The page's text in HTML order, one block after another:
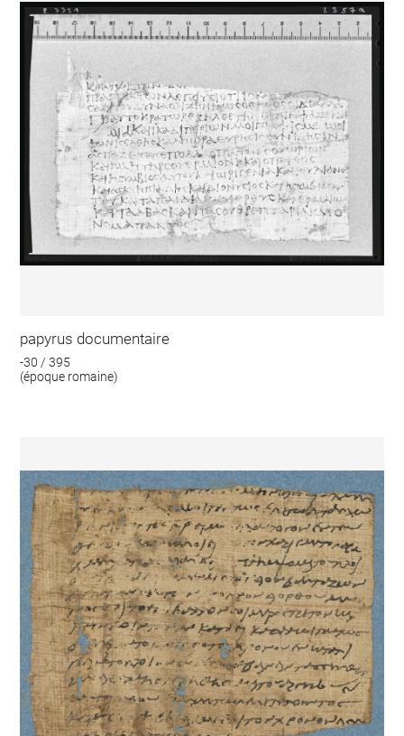
papyrus documentaire
-30 / 395
(époque romaine)